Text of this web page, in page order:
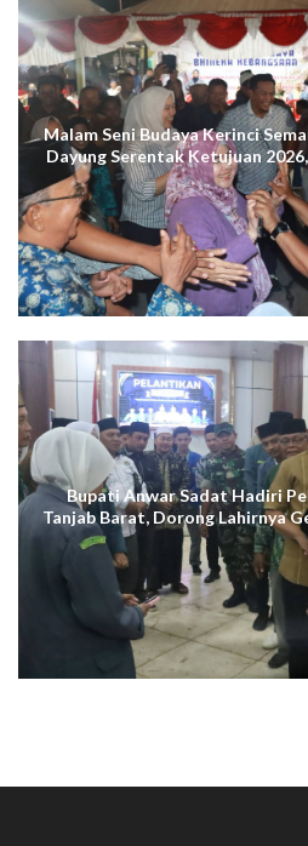
Malam Seni Budaya Kerinci
Dayung Serentak Ketujuan
Terus Menggema di
Bupati Anwar Sadat Hadiri
Tanjab Barat, Dorong Lahirnya
Cerdas Digital, dan